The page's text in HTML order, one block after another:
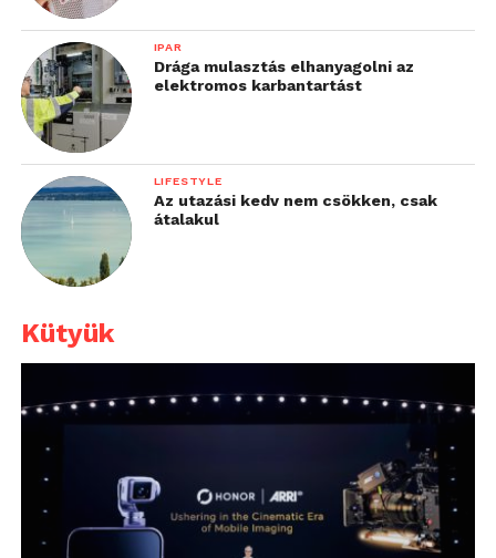
IPAR
Drága mulasztás elhanyagolni az
elektromos karbantartást
LIFESTYLE
Az utazási kedv nem csökken, csak
átalakul
Kütyük